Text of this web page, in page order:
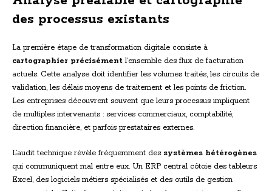
des processus existants
La première étape de transformation digitale consiste à
cartographier précisément l’ensemble des flux de facturation
actuels. Cette analyse doit identifier les volumes traités, les circuits de
validation, les délais moyens de traitement et les points de friction.
Les entreprises découvrent souvent que leurs processus impliquent
de multiples intervenants : services commerciaux, comptabilité,
direction financière, et parfois prestataires externes.
L’audit technique révèle fréquemment des systèmes hétérogènes
qui communiquent mal entre eux. Un ERP central côtoie des tableurs
Excel, des logiciels métiers spécialisés et des outils de gestion